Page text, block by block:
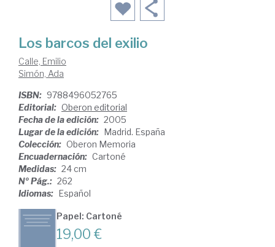
Los barcos del exilio
Calle, Emilio
Simón, Ada
ISBN: 9788496052765
Editorial: Oberon editorial
Fecha de la edición: 2005
Lugar de la edición: Madrid. España
Colección: Oberon Memoria
Encuadernación: Cartoné
Medidas: 24 cm
Nº Pág.: 262
Idiomas: Español
Papel: Cartoné
19,00 €